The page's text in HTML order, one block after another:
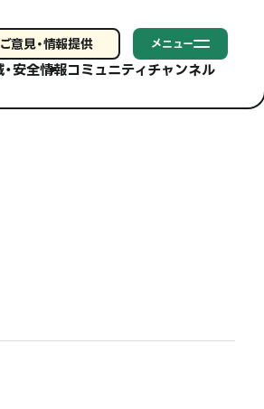
ご意見・情報提供 メニュー
安全情報コミュニティチャンネル